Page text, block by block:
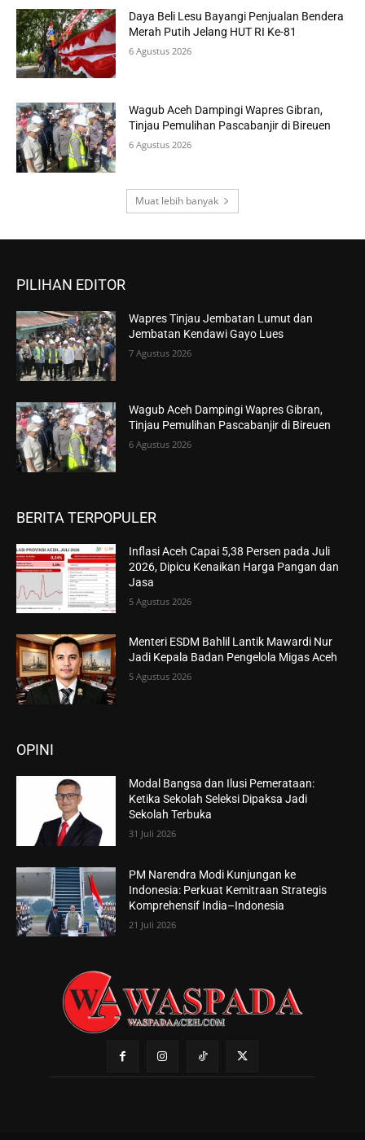
Daya Beli Lesu Bayangi Penjualan Bendera
Merah Putih Jelang HUT RI Ke-81
6 Agustus 2026
Wagub Aceh Dampingi Wapres Gibran,
Tinjau Pemulihan Pascabanjir di Bireuen
6 Agustus 2026
Muat lebih banyak
PILIHAN EDITOR
Wapres Tinjau Jembatan Lumut dan
Jembatan Kendawi Gayo Lues
7 Agustus 2026
Wagub Aceh Dampingi Wapres Gibran,
Tinjau Pemulihan Pascabanjir di Bireuen
6 Agustus 2026
BERITA TERPOPULER
Inflasi Aceh Capai 5,38 Persen pada Juli
2026, Dipicu Kenaikan Harga Pangan dan
Jasa
5 Agustus 2026
Menteri ESDM Bahlil Lantik Mawardi Nur
Jadi Kepala Badan Pengelola Migas Aceh
5 Agustus 2026
OPINI
Modal Bangsa dan Ilusi Pemerataan:
Ketika Sekolah Seleksi Dipaksa Jadi
Sekolah Terbuka
31 Juli 2026
PM Narendra Modi Kunjungan ke
Indonesia: Perkuat Kemitraan Strategis
Komprehensif India–Indonesia
21 Juli 2026